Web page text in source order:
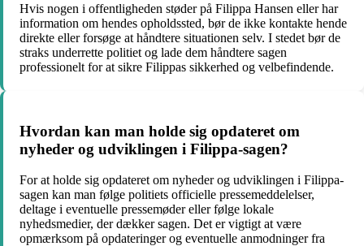
Hvis nogen i offentligheden støder på Filippa Hansen eller har
information om hendes opholdssted, bør de ikke kontakte hende
direkte eller forsøge at håndtere situationen selv. I stedet bør de
straks underrette politiet og lade dem håndtere sagen
professionelt for at sikre Filippas sikkerhed og velbefindende.
Hvordan kan man holde sig opdateret om
nyheder og udviklingen i Filippa-sagen?
For at holde sig opdateret om nyheder og udviklingen i Filippa-
sagen kan man følge politiets officielle pressemeddelelser,
deltage i eventuelle pressemøder eller følge lokale
nyhedsmedier, der dækker sagen. Det er vigtigt at være
opmærksom på opdateringer og eventuelle anmodninger fra